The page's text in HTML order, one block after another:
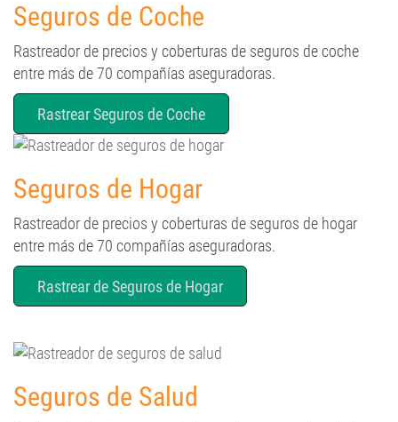
Seguros de Coche
Rastreador de precios y coberturas de seguros de coche
entre más de 70 compañías aseguradoras.
Rastrear Seguros de Coche
Seguros de Hogar
Rastreador de precios y coberturas de seguros de hogar
entre más de 70 compañías aseguradoras.
Rastrear de Seguros de Hogar
Seguros de Salud